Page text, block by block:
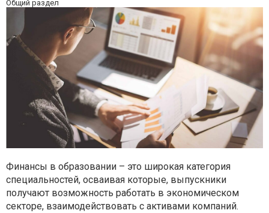
Общий раздел
Финансы в образовании – это широкая категория
специальностей, осваивая которые, выпускники
получают возможность работать в экономическом
секторе, взаимодействовать с активами компаний.